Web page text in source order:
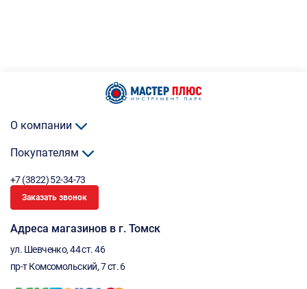
О компании
Покупателям
+7 (3822) 52-34-73
Заказать звонок
Адреса магазинов в г. Томск
ул. Шевченко, 44 ст. 46
пр-т Комсомольский, 7 ст. 6